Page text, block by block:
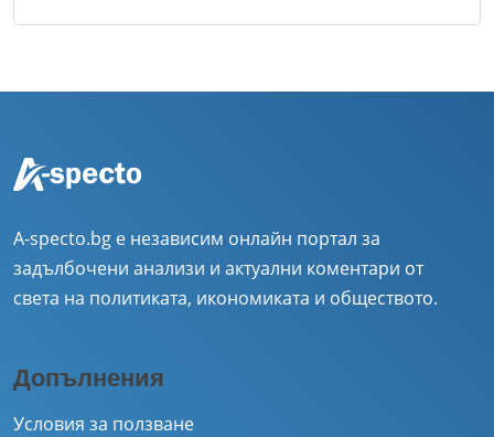
A-specto.bg е независим онлайн портал за
задълбочени анализи и актуални коментари от
света на политиката, икономиката и обществото.
Допълнения
Условия за ползване